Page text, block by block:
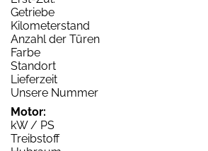
Getriebe
Kilometerstand
Anzahl der Türen
Farbe
Standort
Lieferzeit
Unsere Nummer
Motor:
kW / PS
Treibstoff